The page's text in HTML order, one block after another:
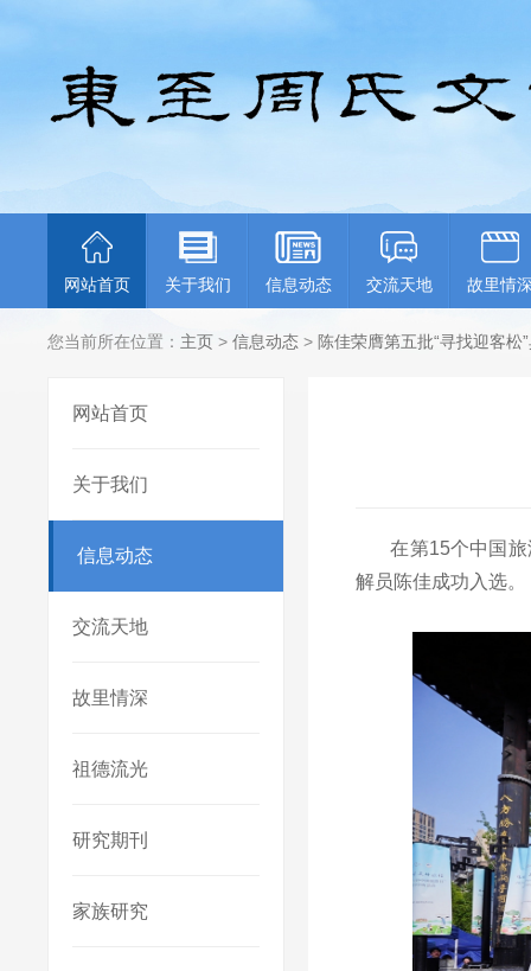
网站首页 关于我们 信息动态 交流天地 故里情
您当前所在位置： 主页 > 信息动态 > 陈佳荣膺第五批“寻找迎客松
网站首页
关于我们
信息动态
交流天地
故里情深
祖德流光
研究期刊
家族研究
在第15个中国旅游
解员陈佳成功入选。